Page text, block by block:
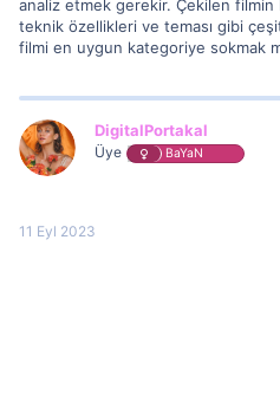
analiz etmek gerekir. Çekilen
teknik özellikleri ve teması gibi
filmi en uygun kategoriye sokmak
DigitalPortakal
Üye BaYaN
11 Eyl 2023